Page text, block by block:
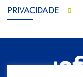
PRIVACIDADE